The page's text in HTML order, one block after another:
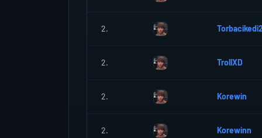
2.
2. TrollXD
2. Korewin
2. Korewinn